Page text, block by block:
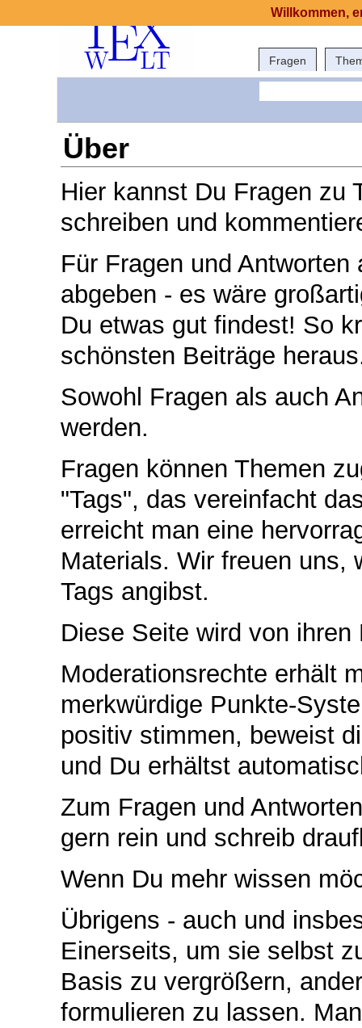
Fragen
Über
Hier kannst Du Fragen zu
schreiben und
Für Fragen und
abgeben - es wäre
Du etwas gut findest! So
schönsten Beiträge
Sowohl Fragen als auch
werden.
Fragen können Themen
"Tags", das vereinfacht
erreicht man eine
Materials. Wir freuen uns,
Tags angibst.
Diese Seite wird von
Moderationsrechte erhält
merkwürdige Punkte-
positiv stimmen, beweist
und Du erhältst
Zum Fragen und
gern rein und schreib
Wenn Du mehr wissen
Übrigens - auch und
Einerseits, um sie selbst
Basis zu vergrößern,
formulieren zu lassen.
Willkommen,